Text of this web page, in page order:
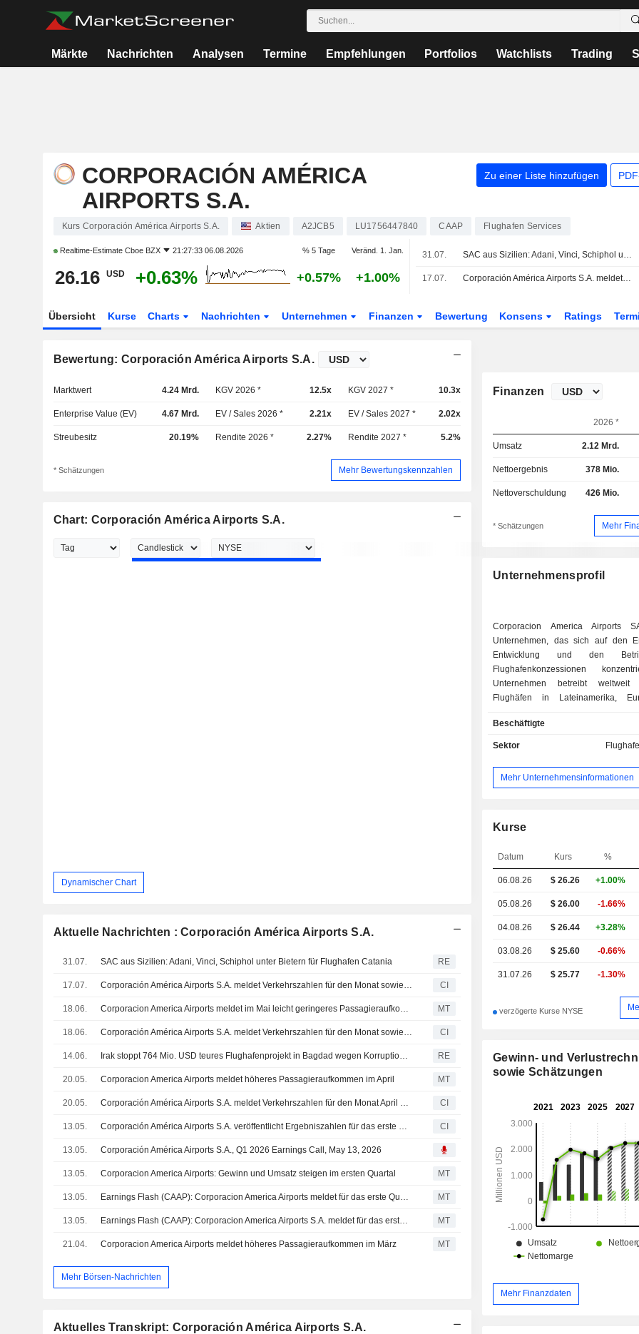
Märkte Nachrichten Analysen Termine Empfehlungen Portfolios Watchlists Trading
CORPORACIÓN AMÉRICA
AIRPORTS S.A.
Zu einer Liste hinzufügen
Kurs Corporación América Airports S.A. Aktien A2JCB5 LU1756447840 CAAP Flughafen Services
Realtime-Estimate Cboe BZX 21:27:33 06.08.2026 % 5 Tage Veränd. 1. Jan.
26.16 USD +0.63% +0.57% +1.00%
31.07. SAC aus Sizilien: Adani, Vinci, Schiphol unter Bietern für Flughafen Catania
17.07. Corporación América Airports S.A. meldet Verkehrszahlen für den Monat sowie seit Jahresbeginn bis Ende Juni 2026
Übersicht Kurse Charts Nachrichten Unternehmen Finanzen Bewertung Konsens Ratings
Bewertung: Corporación América Airports S.A.
Marktwert 4.24 Mrd. KGV 2026 * 12.5x KGV 2027 * 10.3x
Enterprise Value (EV) 4.67 Mrd. EV / Sales 2026 * 2.21x EV / Sales 2027 * 2.02x
Streubesitz 20.19% Rendite 2026 * 2.27% Rendite 2027 * 5.2%
* Schätzungen Mehr Bewertungskennzahlen
Chart: Corporación América Airports S.A.
Dynamischer Chart
Aktuelle Nachrichten : Corporación América Airports S.A.
31.07. SAC aus Sizilien: Adani, Vinci, Schiphol unter Bietern für Flughafen Catania RE
17.07. Corporación América Airports S.A. meldet Verkehrszahlen für den Monat sowie seit Jahresbeginn bis Ende Juni 2026 CI
18.06. Corporacion America Airports meldet im Mai leicht geringeres Passagieraufkommen MT
18.06. Corporación América Airports S.A. meldet Verkehrszahlen für den Monat sowie seit Jahresbeginn bis Ende Mai 2026 CI
14.06. Irak stoppt 764 Mio. USD teures Flughafenprojekt in Bagdad wegen Korruptionsverdachts RE
20.05. Corporacion America Airports meldet höheres Passagieraufkommen im April MT
20.05. Corporación América Airports S.A. meldet Verkehrszahlen für den Monat April 2026 und das bisherige Geschäftsjahr CI
13.05. Corporación América Airports S.A. veröffentlicht Ergebniszahlen für das erste Quartal zum 31. März 2026 CI
13.05. Corporación América Airports S.A., Q1 2026 Earnings Call, May 13, 2026
13.05. Corporacion America Airports: Gewinn und Umsatz steigen im ersten Quartal MT
13.05. Earnings Flash (CAAP): Corporacion America Airports meldet für das erste Quartal einen Gewinn je Aktie von 0,47 USD und trifft damit die FactSet-Prognose MT
13.05. Earnings Flash (CAAP): Corporacion America Airports S.A. meldet für das erste Quartal einen Umsatz von 495,2 Mio. USD gegenüber einer FactSet-Schätzung von 470,6 Mio. USD MT
21.04. Corporacion America Airports meldet höheres Passagieraufkommen im März MT
Mehr Börsen-Nachrichten
Aktuelles Transkript: Corporación América Airports S.A.
Finanzen
2026 *
Umsatz 2.12 Mrd.
Nettoergebnis 378 Mio.
Nettoverschuldung 426 Mio.
* Schätzungen Mehr
Unternehmensprofil
Corporacion America Airports
Unternehmen, das sich auf den
Entwicklung und den
Flughafenkonzessionen
Unternehmen betreibt
Flughäfen in Lateinamerika,
befinden sich in Argentinien,
Uruguay, Ecuador, Armenien und
bedienen Ballungsräume in
argentinischen Provinzen wie
Plata und Iguazu, regionale
Rioja, Santiago del Estero und
Städte in Grenzprovinzen wie
Salta und Bariloche.
Beschäftigte
Sektor
Mehr Unternehmensinformationen
Kurse
Datum Kurs %
06.08.26 $ 26.26 +1.00%
05.08.26 $ 26.00 -1.66%
04.08.26 $ 26.44 +3.28%
03.08.26 $ 25.60 -0.66%
31.07.26 $ 25.77 -1.30%
verzögerte Kurse NYSE
Gewinn- und
sowie Schätzungen
Mehr Finanzdaten